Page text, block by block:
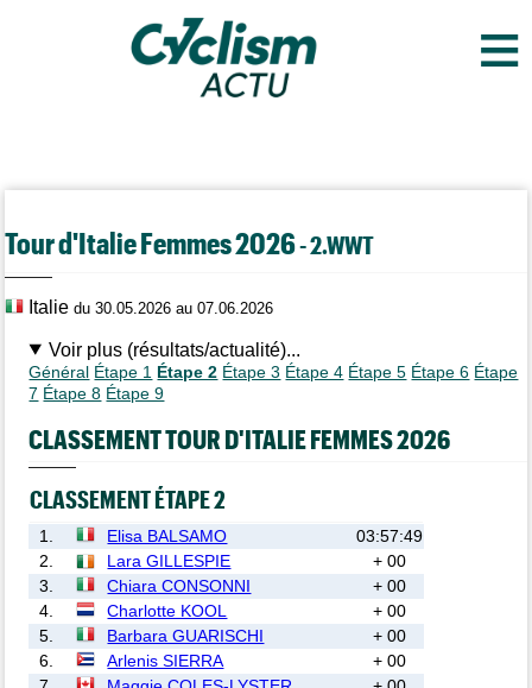
≡
Tour d'Italie Femmes 2026- 2.WWT
Italiedu 30.05.2026 au 07.06.2026
Voir plus (résultats/actualité)...
Général Étape 1 Étape 2 Étape 3 Étape 4 Étape 5 Étape 6 Étape
7 Étape 8 Étape 9
CLASSEMENT TOUR D'ITALIE FEMMES 2026
CLASSEMENT ÉTAPE 2
1. Elisa BALSAMO
03:57:49
2.
Lara GILLESPIE
+ 00
3.
Chiara CONSONNI
+ 00
4.
Charlotte KOOL
+ 00
5.
Barbara GUARISCHI
+ 00
6.
Arlenis SIERRA
+ 00